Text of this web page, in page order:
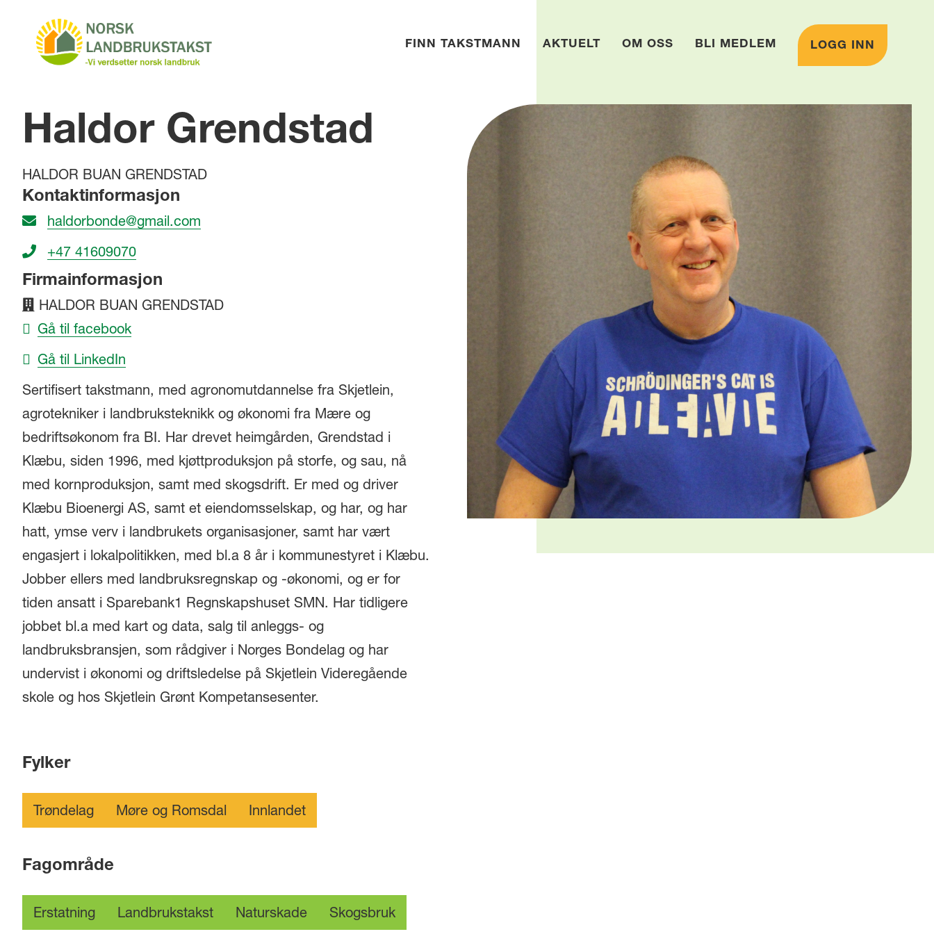
FINN TAKSTMANN AKTUELT OM OSS BLI MEDLEM LOGG INN
Haldor Grendstad
HALDOR BUAN GRENDSTAD
Kontaktinformasjon
haldorbonde@gmail.com
+47 41609070
Firmainformasjon
HALDOR BUAN GRENDSTAD
Gå til facebook
Gå til LinkedIn
Sertifisert takstmann, med agronomutdannelse fra Skjetlein,
agrotekniker i landbruksteknikk og økonomi fra Mære og
bedriftsøkonom fra BI. Har drevet heimgården, Grendstad i
Klæbu, siden 1996, med kjøttproduksjon på storfe, og sau, nå
med kornproduksjon, samt med skogsdrift. Er med og driver
Klæbu Bioenergi AS, samt et eiendomsselskap, og har, og har
hatt, ymse verv i landbrukets organisasjoner, samt har vært
engasjert i lokalpolitikken, med bl.a 8 år i kommunestyret i Klæbu.
Jobber ellers med landbruksregnskap og -økonomi, og er for
tiden ansatt i Sparebank1 Regnskapshuset SMN. Har tidligere
jobbet bl.a med kart og data, salg til anleggs- og
landbruksbransjen, som rådgiver i Norges Bondelag og har
undervist i økonomi og driftsledelse på Skjetlein Videregående
skole og hos Skjetlein Grønt Kompetansesenter.
Fylker
Trøndelag Møre og Romsdal Innlandet
Fagområde
Erstatning Landbrukstakst Naturskade Skogsbruk